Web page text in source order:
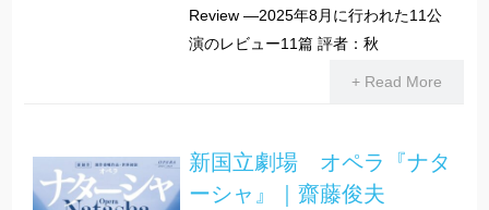
Review ―2025年8月に行われた11公
演のレビュー11篇 評者：秋
+ Read More
新国立劇場 オペラ『ナタ
ーシャ』｜齋藤俊夫